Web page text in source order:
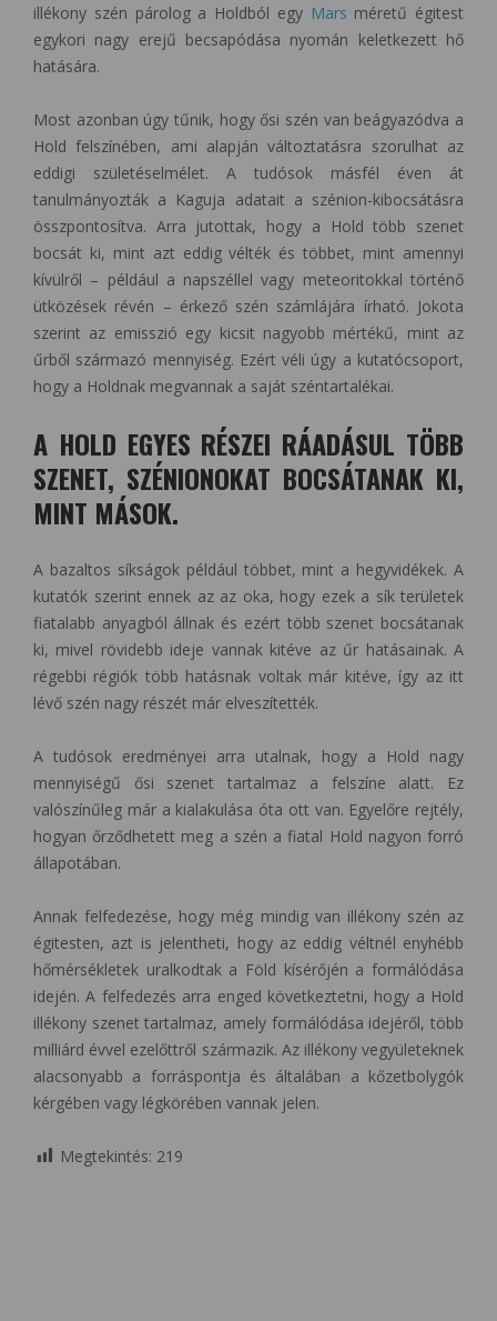
illékony szén párolog a Holdból egy Mars méretű égitest
egykori nagy erejű becsapódása nyomán keletkezett hő
hatására.
Most azonban úgy tűnik, hogy ősi szén van beágyazódva a
Hold felszínében, ami alapján változtatásra szorulhat az
eddigi születéselmélet. A tudósok másfél éven át
tanulmányozták a Kaguja adatait a szénion-kibocsátásra
összpontosítva. Arra jutottak, hogy a Hold több szenet
bocsát ki, mint azt eddig vélték és többet, mint amennyi
kívülről – például a napszéllel vagy meteoritokkal történő
ütközések révén – érkező szén számlájára írható. Jokota
szerint az emisszió egy kicsit nagyobb mértékű, mint az
űrből származó mennyiség. Ezért véli úgy a kutatócsoport,
hogy a Holdnak megvannak a saját széntartalékai.
A HOLD EGYES RÉSZEI RÁADÁSUL TÖBB
SZENET, SZÉNIONOKAT BOCSÁTANAK KI,
MINT MÁSOK.
A bazaltos síkságok például többet, mint a hegyvidékek. A
kutatók szerint ennek az az oka, hogy ezek a sík területek
fiatalabb anyagból állnak és ezért több szenet bocsátanak
ki, mivel rövidebb ideje vannak kitéve az űr hatásainak. A
régebbi régiók több hatásnak voltak már kitéve, így az itt
lévő szén nagy részét már elveszítették.
A tudósok eredményei arra utalnak, hogy a Hold nagy
mennyiségű ősi szenet tartalmaz a felszíne alatt. Ez
valószínűleg már a kialakulása óta ott van. Egyelőre rejtély,
hogyan őrződhetett meg a szén a fiatal Hold nagyon forró
állapotában.
Annak felfedezése, hogy még mindig van illékony szén az
égitesten, azt is jelentheti, hogy az eddig véltnél enyhébb
hőmérsékletek uralkodtak a Föld kísérőjén a formálódása
idején. A felfedezés arra enged következtetni, hogy a Hold
illékony szenet tartalmaz, amely formálódása idejéről, több
milliárd évvel ezelőttről származik. Az illékony vegyületeknek
alacsonyabb a forráspontja és általában a kőzetbolygók
kérgében vagy légkörében vannak jelen.
Megtekintés: 219